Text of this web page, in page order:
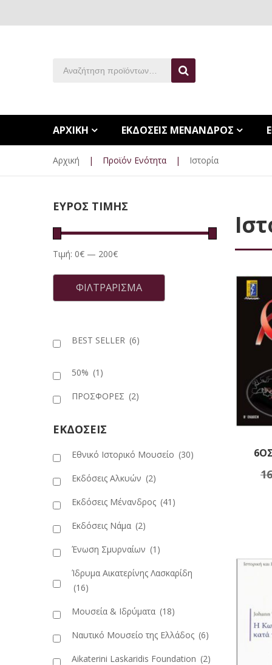
ΑΡΧΙΚΗ ΕΚΔΟΣΕΙΣ ΜΕΝΑΝΔΡΟΣ
Αρχική | Προϊόν Ενότητα | Ιστορία
ΕΥΡΟΣ ΤΙΜΗΣ
Ελάχιστη
Μέγιστη
ΦΙΛΤΡΆΡΙΣΜΑ
Τιμή: 0€ — 200€
BEST SELLER (6)
50% (1)
ΠΡΟΣΦΟΡΕΣ (2)
ΕΚΔΟΣΕΙΣ
Εθνικό Ιστορικό Μουσείο (30)
Εκδόσεις Αλκυών (2)
Εκδόσεις Μένανδρος (41)
Εκδόσεις Νάμα (2)
Ένωση Σμυρναίων (1)
Ίδρυμα Αικατερίνης Λασκαρίδη
(16)
Μουσεία & Ιδρύματα (18)
Ναυτικό Μουσείο της Ελλάδος (6)
Aikaterini Laskaridis Foundation (2)